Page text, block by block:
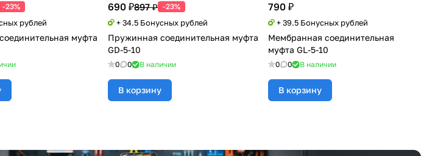
-23%
рублей
муфта
690 ₽897 ₽ -23%
+ 34.5 Бонусных рублей
Пружинная соединительная муфта
GD-5-10
0 0 В наличии
В корзину
790 ₽
+ 39.5 Бонусных рублей
Мембранная соединительная
муфта GL-5-10
0 0 В наличии
В корзину